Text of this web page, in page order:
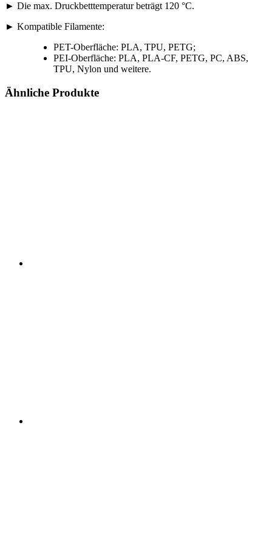
► Die max. Druckbetttemperatur beträgt 120 °C.
► Kompatible Filamente:
PET-Oberfläche: PLA, TPU, PETG;
PEI-Oberfläche: PLA, PLA-CF, PETG, PC, ABS,
TPU, Nylon und weitere.
Ähnliche Produkte